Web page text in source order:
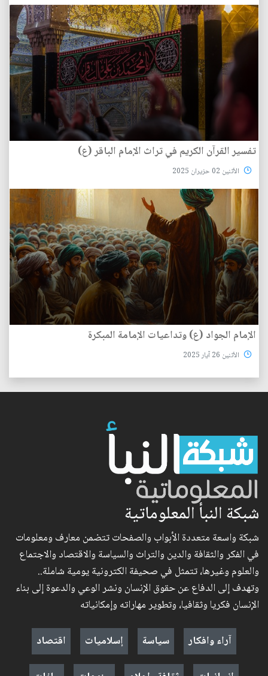
تفسير القرآن الكريم في تراث الإمام الباقر (ع)
الأثنين 02 حزيران 2025
الإمام الجواد (ع) وتداعيات الإمامة المبكرة
الأثنين 26 آيار 2025
شبكة النبأ المعلوماتية
شبكة واسعة متعددة الأبواب والصفحات تتضمن معارف ومعلومات
في الفكر والثقافة والدين والتراث والسياسة والاقتصاد والاجتماع
والعلوم وغيرها، تتمثل في صحيفة الكترونية يومية شاملة..
وتهدف إلى الدفاع عن حقوق الإنسان ونشر الوعي والدعوة إلى بناء
الإنسان فكريا وثقافيا، وتطوير مهاراته وإمكانياته
آراء وافكار
سياسة إسلاميات
اقتصاد